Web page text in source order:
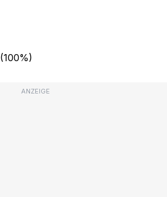
(100%)
ANZEIGE